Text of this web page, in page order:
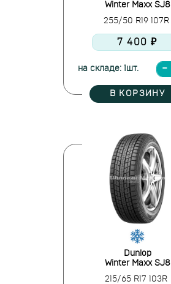
Winter Maxx SJ8
255/50 R19 107R
7 400 ₽
на складе: 1шт.
В КОРЗИНУ
Dunlop
Winter Maxx SJ8
215/65 R17 103R